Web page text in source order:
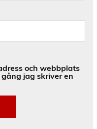
och webbplats
jag skriver en